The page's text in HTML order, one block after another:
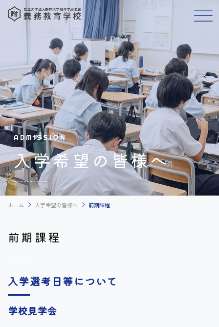
ADMISSION
入学希望の皆様へ
ホーム chevron_right 入学希望の皆様へ chevron_right 前期課程
前期課程
入学選考日等について
学校見学会